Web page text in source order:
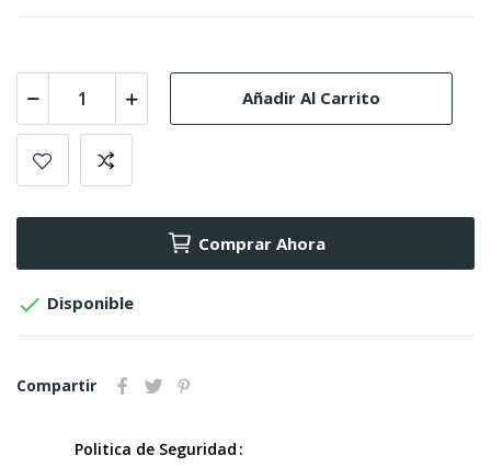
Añadir Al Carrito
Comprar Ahora
 Disponible
Compartir
Politica de Seguridad